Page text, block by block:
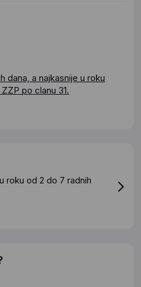
dana, a najkasnije u roku
po clanu 31.
roku od 2 do 7 radnih